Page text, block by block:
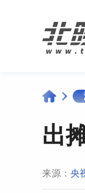
出
来源： 央